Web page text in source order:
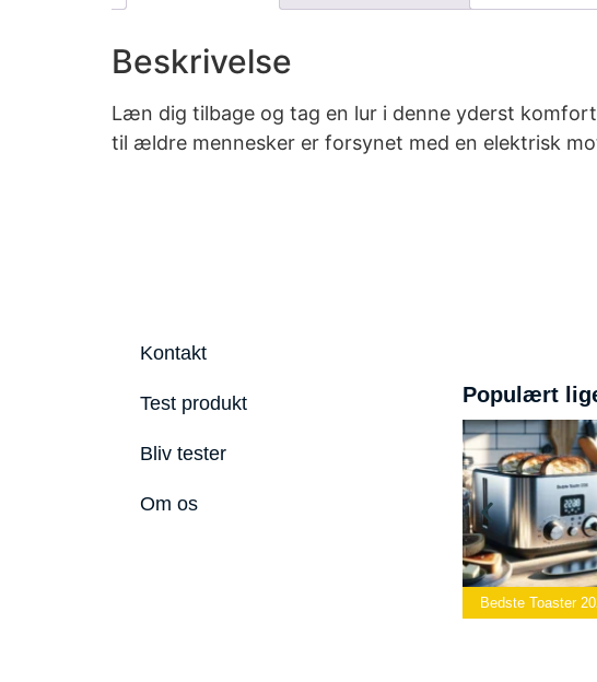
Beskrivelse
Læn dig tilbage og tag en lur i denne yderst
til ældre mennesker er forsynet med en elektrisk
Kontakt
Test produkt
Bliv tester
Om os
Populært
Bedste Toaster